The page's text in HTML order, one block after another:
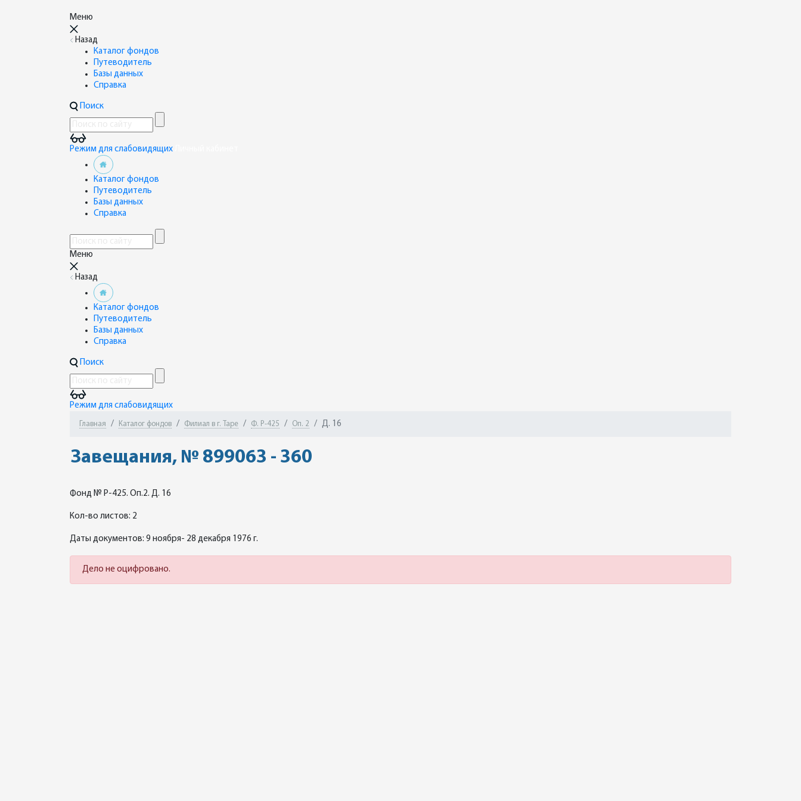
Меню
Назад
Каталог фондов
Путеводитель
Базы данных
Справка
Поиск
Режим для слабовидящих
Каталог фондов
Путеводитель
Базы данных
Справка
Меню
Назад
Каталог фондов
Путеводитель
Базы данных
Справка
Поиск
Режим для слабовидящих
Главная Каталог фондов Филиал в г. Таре Ф. Р-425 Оп. 2 Д. 16
Завещания, № 899063 - 360
Фонд № Р-425. Оп.2. Д. 16
Кол-во листов: 2
Даты документов: 9 ноября- 28 декабря 1976 г.
Дело не оцифровано.